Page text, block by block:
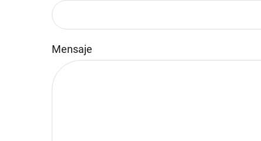
Por favor, deja este campo vacío.
Mensaje